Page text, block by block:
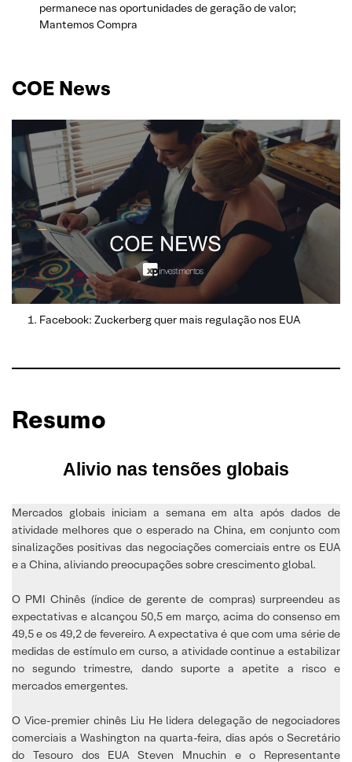
permanece nas oportunidades de geração de valor;
Mantemos Compra
COE News
Facebook: Zuckerberg quer mais regulação nos EUA
Resumo
Alivio nas tensões globais
Mercados globais iniciam a semana em alta após dados de
atividade melhores que o esperado na China, em conjunto com
sinalizações positivas das negociações comerciais entre os EUA
e a China, aliviando preocupações sobre crescimento global.
O PMI Chinês (índice de gerente de compras) surpreendeu as
expectativas e alcançou 50,5 em março, acima do consenso em
49,5 e os 49,2 de fevereiro. A expectativa é que com uma série de
medidas de estímulo em curso, a atividade continue a estabilizar
no segundo trimestre, dando suporte a apetite a risco e
mercados emergentes.
O Vice-premier chinês Liu He lidera delegação de negociadores
comerciais a Washington na quarta-feira, dias após o Secretário
do Tesouro dos EUA Steven Mnuchin e o Representante